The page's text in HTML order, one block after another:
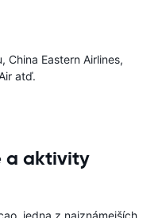
China Eastern Airlines,
atď.
a aktivity
jedna z najznámejších